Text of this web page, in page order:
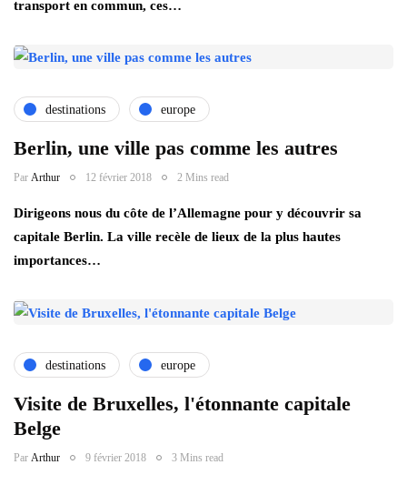
transport en commun, ces…
destinations europe
Berlin, une ville pas comme les autres
Par Arthur 12 février 2018 2 Mins read
Dirigeons nous du côte de l’Allemagne pour y découvrir sa
capitale Berlin. La ville recèle de lieux de la plus hautes
importances…
destinations europe
Visite de Bruxelles, l'étonnante capitale
Belge
Par Arthur 9 février 2018 3 Mins read